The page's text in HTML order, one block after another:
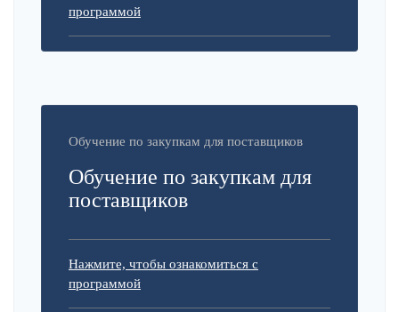
программой
Обучение по закупкам для поставщиков
Обучение по закупкам для
поставщиков
Нажмите, чтобы ознакомиться с
программой